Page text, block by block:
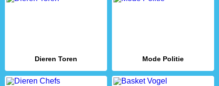
Dieren Toren Mode Politie